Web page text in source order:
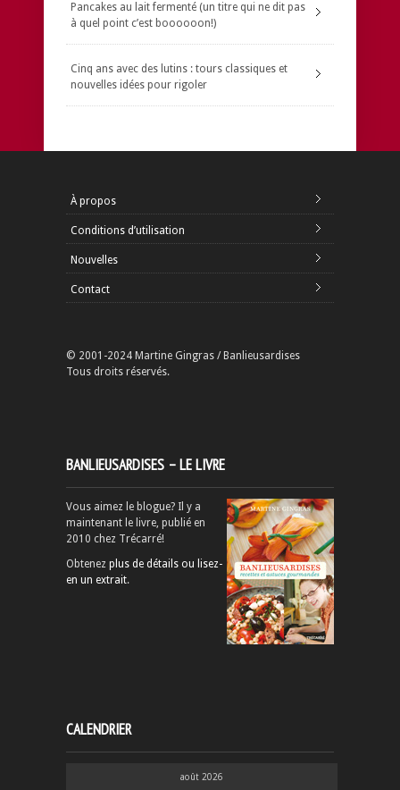
Pancakes au lait fermenté (un titre qui ne dit pas
à quel point c’est boooooon!)
Cinq ans avec des lutins : tours classiques et
nouvelles idées pour rigoler
À propos
Conditions d’utilisation
Nouvelles
Contact
© 2001-2024 Martine Gingras / Banlieusardises
Tous droits réservés.
BANLIEUSARDISES – LE LIVRE
Vous aimez le blogue? Il y a
maintenant le livre, publié en
2010 chez Trécarré!
Obtenez plus de détails ou lisez-
en un extrait.
CALENDRIER
août 2026